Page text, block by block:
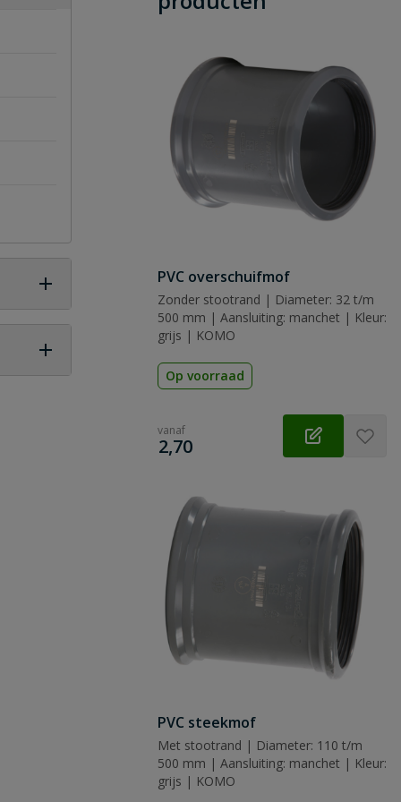
PVC overschuifmof
Zonder stootrand | Diameter: 32 t/m
500 mm | Aansluiting: manchet | Kleur:
grijs | KOMO
Op voorraad
vanaf
€
2,70
PVC steekmof
Met stootrand | Diameter: 110 t/m
500 mm | Aansluiting: manchet | Kleur:
grijs | KOMO